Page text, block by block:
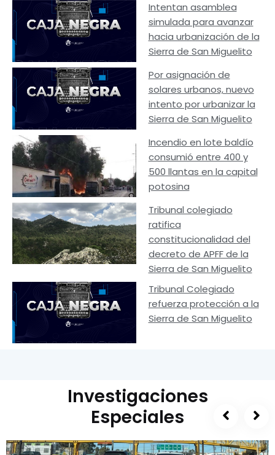
Intentan asamblea
simulada para avanzar
hacia urbanización de la
Sierra de San Miguelito
Por asignación de
solares urbanos, nuevo
intento por urbanizar la
Sierra de San Miguelito
Incendio en lote baldío
consumió entre 400 y
500 llantas en la capital
potosina
Tribunal colegiado
ratifica
constitucionalidad del
decreto de APFF de la
Sierra de San Miguelito
Tribunal Colegiado
refuerza protección a la
Sierra de San Miguelito
Investigaciones
Especiales